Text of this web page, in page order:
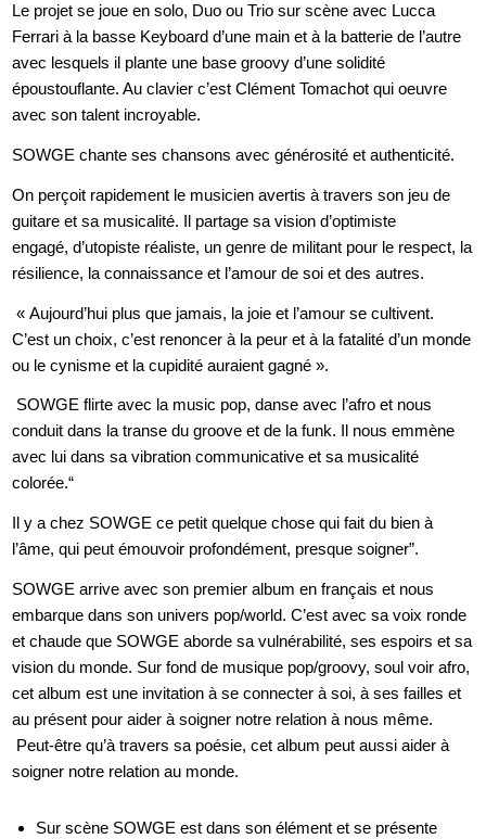
Le projet se joue en solo, Duo ou Trio sur scène avec Lucca
Ferrari à la basse Keyboard d’une main et à la batterie de l’autre
avec lesquels il plante une base groovy d’une solidité
époustouflante. Au clavier c’est Clément Tomachot qui oeuvre
avec son talent incroyable.
SOWGE chante ses chansons avec générosité et authenticité.
On perçoit rapidement le musicien avertis à travers son jeu de
guitare et sa musicalité. Il partage sa vision d’optimiste
engagé,d’utopiste réaliste, un genre de militant pour le respect, la
résilience, la connaissance et l’amour desoi et des autres.
« Aujourd’hui plus que jamais, la joie et l’amour se cultivent.
C’est un choix, c’est renoncer à la peur età la fatalité d’un monde
ou le cynisme et la cupidité auraient gagné ».
SOWGE flirte avec la music pop, danse avec l’afro et nous
conduit dans la transe du grooveet de la funk. Il nous emmène
avec lui dans sa vibration communicative et sa musicalité
colorée.“
Il y a chez SOWGE ce petit quelque chose qui fait du bien à
l’âme, qui peut émouvoir profondément, presque soigner”.
SOWGE arrive avec son premier album en français et nous
embarque dans son univers pop/world. C’est avec sa voix ronde
et chaude que SOWGE aborde sa vulnérabilité, ses espoirs et sa
vision du monde. Sur fond de musique pop/groovy, soul voir afro,
cet album est une invitation à se connecter à soi, à ses failles et
au présent pour aider à soigner notre relation à nous même.
Peut-être qu’à travers sa poésie, cet album peut aussi aider à
soigner notre relation au monde.
Sur scène SOWGE est dans son élément et se présente